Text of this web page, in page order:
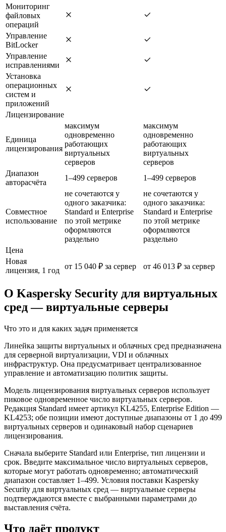
Мониторинг
файловых
операций
Управление
BitLocker
Управление
исправлениями
Установка
операционных
систем и
приложений
Лицензирование
Единица
лицензирования
максимум
одновременно
работающих
виртуальных
серверов
максимум
одновременно
работающих
виртуальных
серверов
Диапазон
авторасчёта
1–499 серверов 1–499 серверов
Совместное
использование
не сочетаются у
одного заказчика:
Standard и Enterprise
по этой метрике
оформляются
раздельно
не сочетаются у
одного заказчика:
Standard и Enterprise
по этой метрике
оформляются
раздельно
Цена
Новая
лицензия, 1 год от 15 040 ₽ за сервер от 46 013 ₽ за сервер
О Kaspersky Security для виртуальных
сред — виртуальные серверы
Что это и для каких задач применяется
Линейка защиты виртуальных и облачных сред предназначена
для серверной виртуализации, VDI и облачных
инфраструктур. Она предусматривает централизованное
управление и автоматизацию политик защиты.
Модель лицензирования виртуальных серверов использует
пиковое одновременное число виртуальных серверов.
Редакция Standard имеет артикул KL4255, Enterprise Edition —
KL4253; обе позиции имеют доступные диапазоны от 1 до 499
виртуальных серверов и одинаковый набор сценариев
лицензирования.
Сначала выберите Standard или Enterprise, тип лицензии и
срок. Введите максимальное число виртуальных серверов,
которые могут работать одновременно; автоматический
диапазон составляет 1–499. Условия поставки Kaspersky
Security для виртуальных сред — виртуальные серверы
подтверждаются вместе с выбранными параметрами до
выставления счёта.
Что даёт продукт